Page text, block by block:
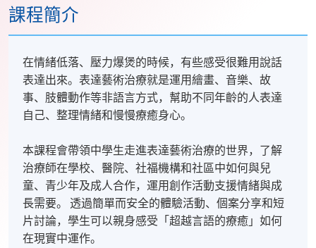
課程簡介
在情緒低落、壓力爆煲的時候，有些感受很難用說話
表達出來。表達藝術治療就是運用繪畫、音樂、故
事、肢體動作等非語言方式，幫助不同年齡的人表達
自己、整理情緒和慢慢療癒身心。
本課程會帶領中學生走進表達藝術治療的世界，了解
治療師在學校、醫院、社福機構和社區中如何與兒
童、青少年及成人合作，運用創作活動支援情緒與成
長需要。 透過簡單而安全的體驗活動、個案分享和短
片討論，學生可以親身感受「超越言語的療癒」如何
在現實中運作。